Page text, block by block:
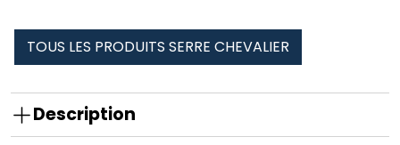
TOUS LES PRODUITS SERRE CHEVALIER
Description